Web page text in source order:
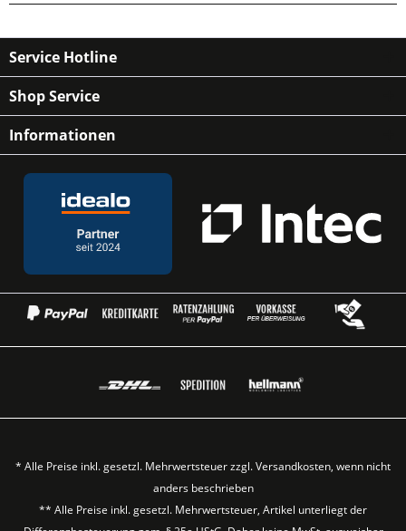
Service Hotline
Shop Service
Informationen
* Alle Preise inkl. gesetzl. Mehrwertsteuer zzgl.Versandkosten, wenn nicht
anders beschrieben
** Alle Preise inkl. gesetzl. Mehrwertsteuer, Artikel unterliegt der